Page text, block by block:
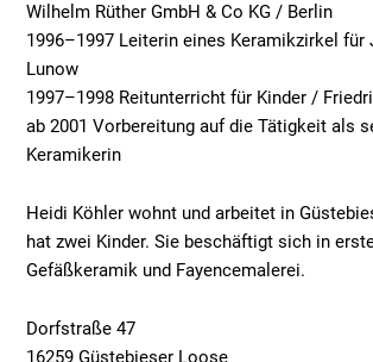
Wilhelm Rüther GmbH & Co KG / Berlin
1996–1997 Leiterin eines Keramikzirkel für
Lunow
1997–1998 Reitunterricht für Kinder /
ab 2001 Vorbereitung auf die Tätigkeit als
Keramikerin
Heidi Köhler wohnt und arbeitet in
hat zwei Kinder. Sie beschäftigt sich in
Gefäßkeramik und Fayencemalerei.
Dorfstraße 47
16259 Güstebieser Loose